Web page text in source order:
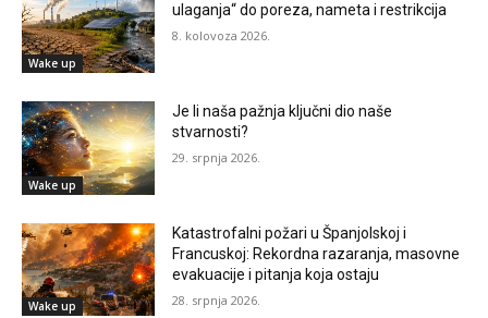
Wake up
ulaganja“ do poreza, nameta i restrikcija
8. kolovoza 2026.
Wake up
Je li naša pažnja ključni dio naše
stvarnosti?
29. srpnja 2026.
Wake up
Katastrofalni požari u Španjolskoj i
Francuskoj: Rekordna razaranja, masovne
evakuacije i pitanja koja ostaju
28. srpnja 2026.